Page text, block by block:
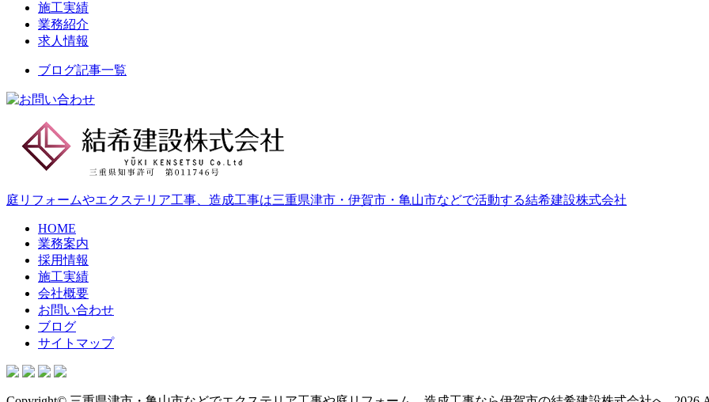
施工実績
業務紹介
求人情報
ブログ記事一覧
庭リフォームやエクステリア工事、造成工事は三重県津市・伊賀市・亀山市などで活動する結希建設株式会社
HOME
業務案内
採用情報
施工実績
会社概要
お問い合わせ
ブログ
サイトマップ